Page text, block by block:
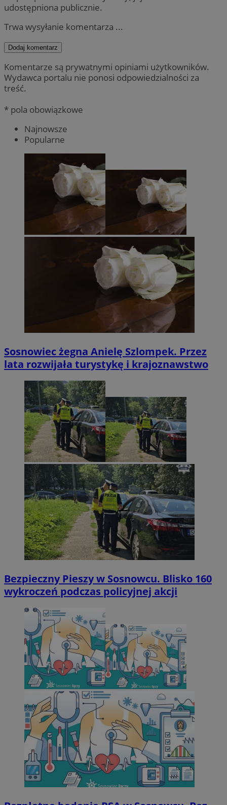
udostępniona publicznie.
Trwa wysyłanie komentarza ...
Dodaj komentarz
Komentarze są prywatnymi opiniami użytkowników.
Wydawca portalu nie ponosi odpowiedzialności za
treść.
* pola obowiązkowe
Najnowsze
Popularne
Sosnowiec żegna Anielę Szlompek. Przez
lata rozwijała turystykę i krajoznawstwo
Bezpieczny Pieszy w Sosnowcu. Blisko 160
wykroczeń podczas policyjnej akcji